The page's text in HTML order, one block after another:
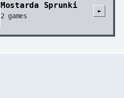
Mostarda Sprunki
2 games
►